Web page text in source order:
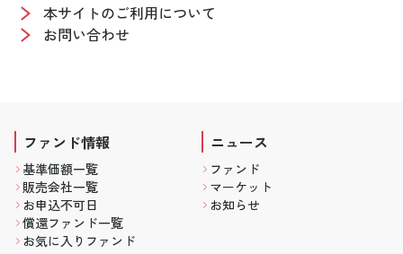
本サイトのご利用について
お問い合わせ
ファンド情報
基準価額一覧
販売会社一覧
お申込不可日
償還ファンド一覧
お気に入りファンド
ニュース
ファンド
マーケット
お知らせ